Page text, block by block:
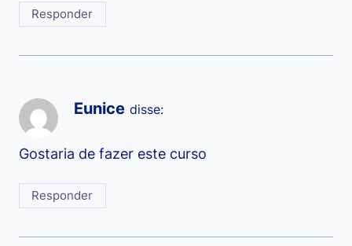
Responder
Eunice disse:
Gostaria de fazer este curso
Responder